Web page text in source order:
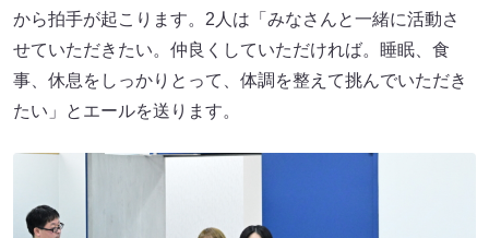
から拍手が起こります。2人は「みなさんと一緒に活動さ
せていただきたい。仲良くしていただければ。睡眠、食
事、休息をしっかりとって、体調を整えて挑んでいただき
たい」とエールを送ります。